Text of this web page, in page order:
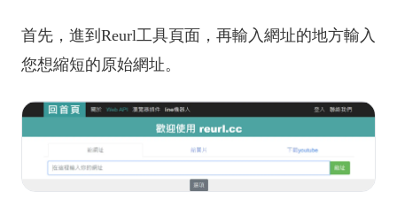
首先，進到Reurl工具頁面，再輸入網址的地方輸入
您想縮短的原始網址。